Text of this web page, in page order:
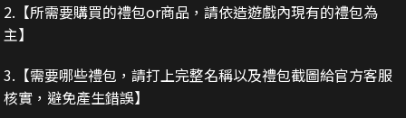
2. 【所需要購買的禮包or商品，請依造遊戲內現有的禮包為
主】
3. 【需要哪些禮包，請打上完整名稱以及禮包截圖給官方客服
核實，避免產生錯誤】